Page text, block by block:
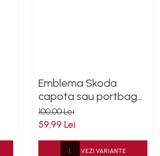
Emblema Skoda
capota sau portbagaj
90mm sau 80mm
100,00 Lei
59,99 Lei
VEZI VARIANTE